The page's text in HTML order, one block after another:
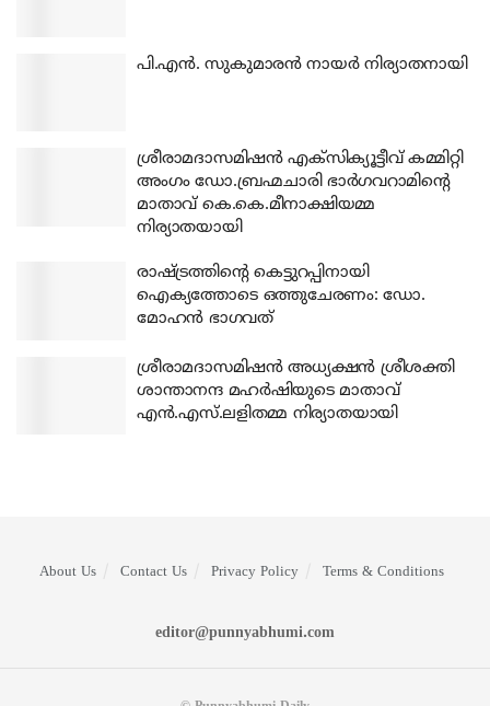
പി.എന്‍. സുകുമാരന്‍ നായര്‍ നിര്യാതനായി
ശ്രീരാമദാസമിഷന്‍ എക്‌സിക്യൂട്ടീവ് കമ്മിറ്റി
അംഗം ഡോ.ബ്രഹ്മചാരി ഭാര്‍ഗവറാമിന്റെ
മാതാവ് കെ.കെ.മീനാക്ഷിയമ്മ
നിര്യാതയായി
രാഷ്ട്രത്തിന്റെ കെട്ടുറപ്പിനായി
ഐക്യത്തോടെ ഒത്തുചേരണം: ഡോ.
മോഹന്‍ ഭാഗവത്
ശ്രീരാമദാസമിഷന്‍ അധ്യക്ഷന്‍ ശ്രീശക്തി
ശാന്താനന്ദ മഹര്‍ഷിയുടെ മാതാവ്
എന്‍.എസ്.ലളിതമ്മ നിര്യാതയായി
About Us Contact Us Privacy Policy Terms & Conditions
editor@punnyabhumi.com